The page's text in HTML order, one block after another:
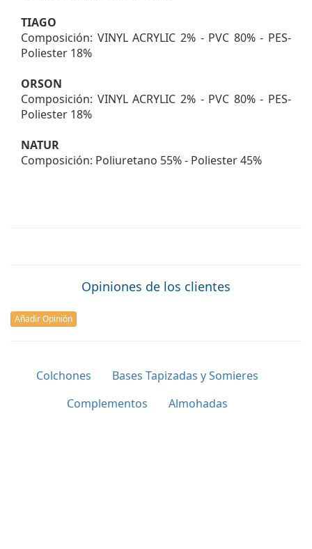
TIAGO
Composición: VINYL ACRYLIC 2% - PVC 80% - PES-
Poliester 18%
ORSON
Composición: VINYL ACRYLIC 2% - PVC 80% - PES-
Poliester 18%
NATUR
Composición: Poliuretano 55% - Poliester 45%
Opiniones de los clientes
Añadir Opinión
Colchones
Bases Tapizadas y Somieres
Complementos
Almohadas